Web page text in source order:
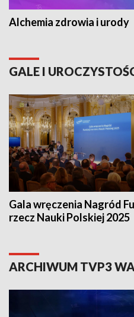
Alchemia zdrowia i urody
GALE I
Gala wręczenia Nagród
rzecz Nauki Polskiej 2025
ARCHIWUM TVP3